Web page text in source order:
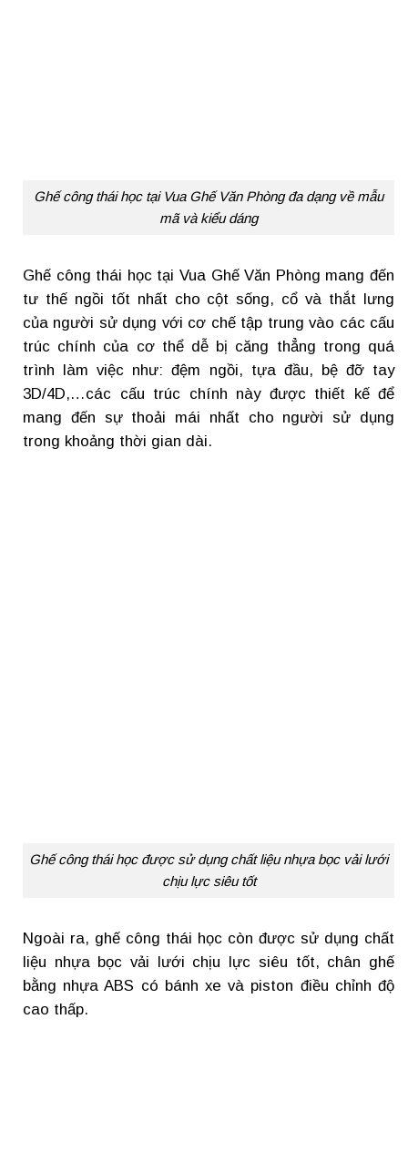
Ghế công thái học tại Vua Ghế Văn Phòng đa dạng về mẫu
mã và kiểu dáng
Ghế công thái học tại Vua Ghế Văn Phòng mang đến
tư thế ngồi tốt nhất cho cột sống, cổ và thắt lưng
của người sử dụng với cơ chế tập trung vào các cấu
trúc chính của cơ thể dễ bị căng thẳng trong quá
trình làm việc như: đệm ngồi, tựa đầu, bệ đỡ tay
3D/4D,…các cấu trúc chính này được thiết kế để
mang đến sự thoải mái nhất cho người sử dụng
trong khoảng thời gian dài.
Ghế công thái học được sử dụng chất liệu nhựa bọc vải lưới
chịu lực siêu tốt
Ngoài ra, ghế công thái học còn được sử dụng chất
liệu nhựa bọc vải lưới chịu lực siêu tốt, chân ghế
bằng nhựa ABS có bánh xe và piston điều chỉnh độ
cao thấp.